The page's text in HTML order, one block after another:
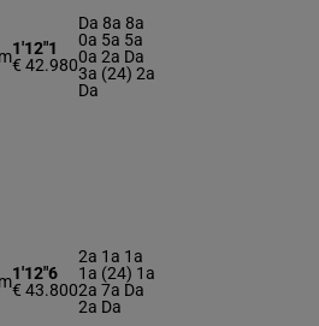
1'12"1
€ 42.980
Da 8a 8a
0a 5a 5a
0a 2a Da
3a (24) 2a
Da
1'12"6
€ 43.800
2a 1a 1a
1a (24) 1a
2a 7a Da
2a Da